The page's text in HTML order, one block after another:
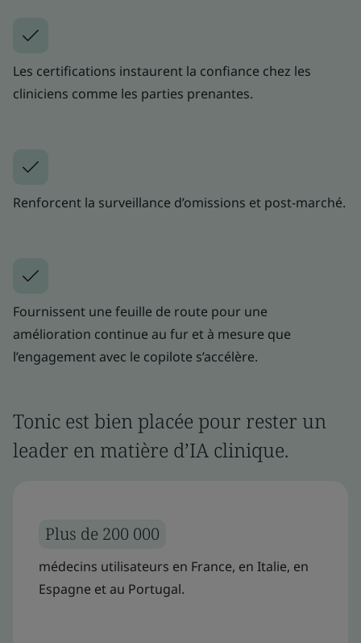
Les certifications instaurent la confiance chez les
cliniciens comme les parties prenantes.
Renforcent la surveillance d’omissions et post-marché.
Fournissent une feuille de route pour une
amélioration continue au fur et à mesure que
l’engagement avec le copilote s’accélère.
Tonic est bien placée pour rester un
leader en matière d’IA clinique.
Plus de 200 000
médecins utilisateurs en France, en Italie, en
Espagne et au Portugal.